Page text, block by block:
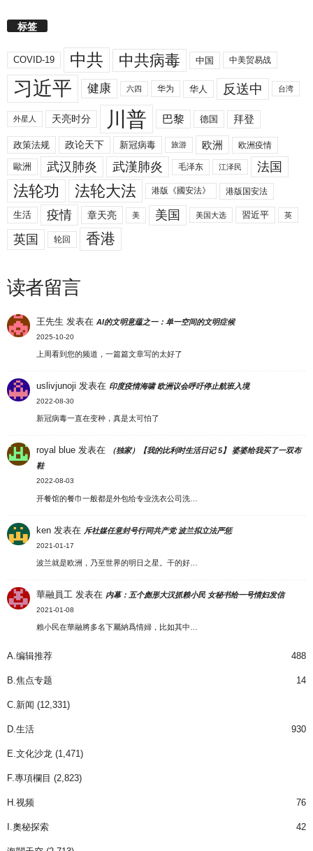
标签
COVID-19 中共 中共病毒 中国 中美贸易战
习近平 健康 六四 华为 华人 反送中 台湾
外星人 天亮时分 川普 巴黎 德国 拜登
政策法规 政论天下 新冠病毒 旅游 欧洲 欧洲疫情
歐洲 武汉肺炎 武漢肺炎 毛泽东 江泽民 法国
法轮功 法轮大法 港版《國安法》 港版国安法
生活 疫情 章天亮 美 美国 美国大选 習近平 英
英国 轮回 香港
读者留言
王先生 发表在AI的文明意蕴之一：单一空间的文明症候
2025-10-20
上周看到您的频道，一篇篇文章写的太好了
uslivjunoji 发表在 印度疫情海啸 欧洲议会呼吁停止航班入境
2022-08-30
新冠病毒一直在变种，真是太可怕了
royal blue 发表在
（独家）【我的比利时生活日记 5】 婆婆给我买了一双布
鞋
2022-08-03
开餐馆的餐巾一般都是外包给专业洗衣公司洗…
ken 发表在 斥社媒任意封号行同共产党 波兰拟立法严惩
2021-01-17
波兰就是欧洲，乃至世界的明日之星。干的好…
華融員工 发表在 内幕：五个彪形大汉抓赖小民 女秘书给一号情妇发信
2021-01-08
賴小民在華融將多名下屬納爲情婦，比如其中…
A.编辑推荐 488
B.焦点专题 14
C.新闻 (12,331)
D.生活 930
E.文化沙龙 (1,471)
F.專項欄目 (2,823)
H.视频 76
I.奧秘探索 42